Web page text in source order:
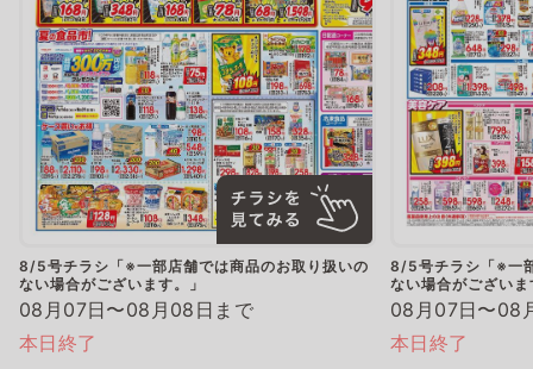
8/5号チラシ「※一部店舗では商品のお取り扱いの
ない場合がございます。」
08月07日〜08月08日まで
本日終了
8/5号チラシ「※一
ない場合がございま
08月07日〜08
本日終了